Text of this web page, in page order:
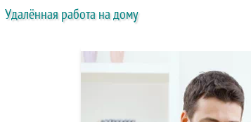
Удалённая работа на дому